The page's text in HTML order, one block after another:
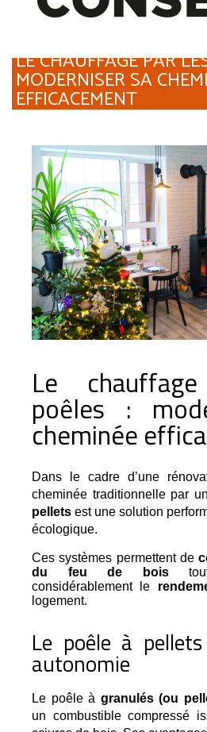
LE CHAUFFAGE PAR
MODERNISER SA
EFFICACEMENT
Le
poêles :
cheminée
Dans le cadre d’une
cheminée traditionnelle par un
pellets est une solution
écologique.
Ces systèmes permettent de
du feu de boistout
considérablement le
logement.
Le poêle à
autonomie
Le poêle à granulés (ou
un combustible compressé